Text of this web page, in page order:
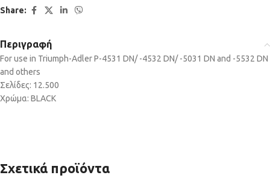
Share:
Περιγραφή
For use in Triumph-Adler P-4531 DN/ -4532 DN/ -5031 DN and -5532 DN
and others
Σελίδες: 12.500
Χρώμα: BLACK
Σχετικά προϊόντα